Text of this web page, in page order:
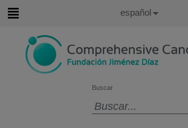
contenido
Buscar
Idioma
Español